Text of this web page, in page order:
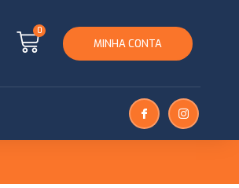
0
MINHA CONTA